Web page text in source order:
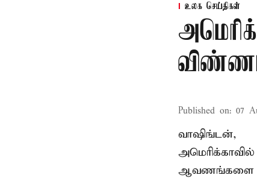
உலக செய்திகள்
Published on: 07
வாஷிங்டன்,
ஆவணங்களை